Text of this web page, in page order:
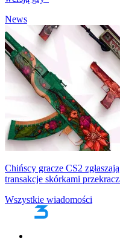
News
Chińscy gracze CS2
transakcje skórkami
Wszystkie wiadomości